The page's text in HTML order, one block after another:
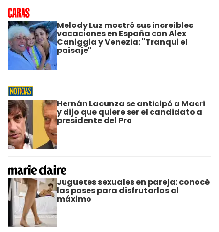
Melody Luz mostró sus increíbles
vacaciones en España con Alex
Caniggia y Venezia: "Tranqui el
paisaje"
Hernán Lacunza se anticipó a Macri
y dijo que quiere ser el candidato a
presidente del Pro
Juguetes sexuales en pareja: conocé
las poses para disfrutarlos al
máximo